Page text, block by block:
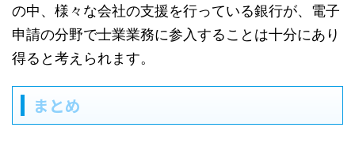
の中、様々な会社の支援を行っている銀行が、電子
申請の分野で士業業務に参入することは十分にあり
得ると考えられます。
まとめ